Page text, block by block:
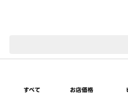
すべて お店価格